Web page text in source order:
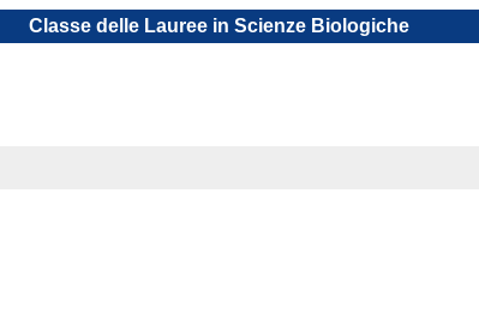
Classe delle Lauree in Scienze Biologiche